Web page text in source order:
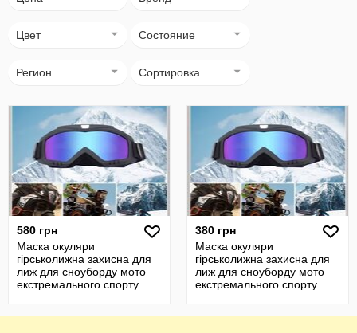
Цвет Состояние
Регион Сортировка
580 грн
Маска окуляри
гірськолижна захисна для
лиж для сноуборду мото
екстремального спорту
380 грн
Маска окуляри
гірськолижна захисна для
лиж для сноуборду мото
екстремального спорту